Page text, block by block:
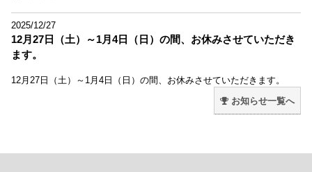
2025/12/27
12月27日（土）～1月4日（日）の間、お休みさせていただき
ます。
12月27日（土）～1月4日（日）の間、お休みさせていただきます。
お知らせ一覧へ